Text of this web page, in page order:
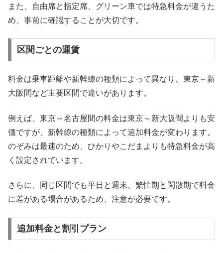
また、自由席と指定席、グリーン車では特急料金が違うた
め、事前に確認することが大切です。
区間ごとの運賃
料金は乗車距離や新幹線の種類によって異なり、東京～新
大阪間など主要区間で違いがあります。
例えば、東京～名古屋間の料金は東京～新大阪間よりも安
価ですが、新幹線の種類によって追加料金が変わります。
のぞみは最速のため、ひかりやこだまよりも特急料金が高
く設定されています。
さらに、同じ区間でも平日と週末、繁忙期と閑散期で料金
に差がある場合があるため、注意が必要です。
追加料金と割引プラン